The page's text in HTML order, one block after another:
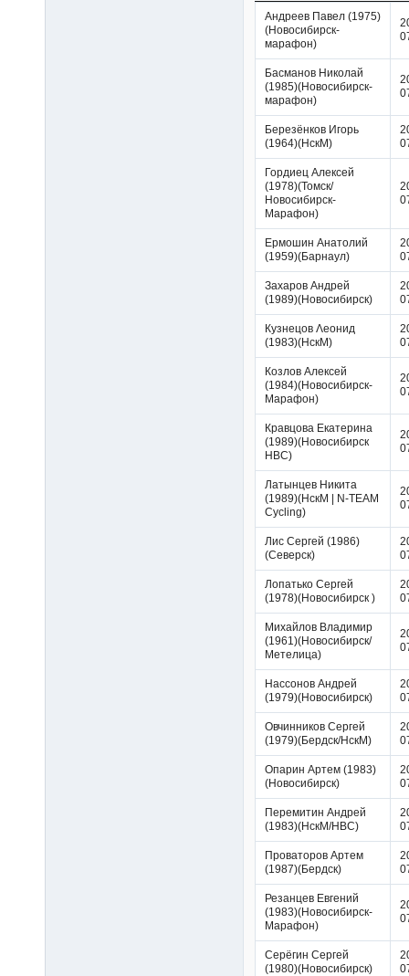
Андреев Павел (1975)
(Новосибирск-
марафон)
Басманов Николай
(1985)(Новосибирск-
марафон)
Березёнков Игорь
(1964)(НскМ)
Гордиец Алексей
(1978)(Томск/
Новосибирск-
Марафон)
Ермошин Анатолий
(1959)(Барнаул)
Захаров Андрей
(1989)(Новосибирск)
Кyзнeцoв Λeoнид
(198З)(НскМ)
Козлов Алексей
(1984)(Новосибирск-
Марафон)
Кравцова Екатерина
(1989)(Новосибирск
НВС)
Латынцев Никита
(1989)(НскМ | N-TEAM
Cycling)
Лис Сергей (1986)
(Северск)
Лопатько Сергей
(1978)(Новосибирск )
Михайлов Владимир
(1961)(Новосибирск/
Метелица)
Нассонов Андрей
(1979)(Новосибирск)
Овчинников Сергей
(1979)(Бердск/НскМ)
Опарин Артем (1983)
(Новосибирск)
Перемитин Андрей
(1983)(НскМ/НВС)
Проваторов Артем
(1987)(Бердск)
Резанцев Евгений
(1983)(Новосибирск-
Марафон)
Серёгин Сергей
(1980)(Новосибирск)